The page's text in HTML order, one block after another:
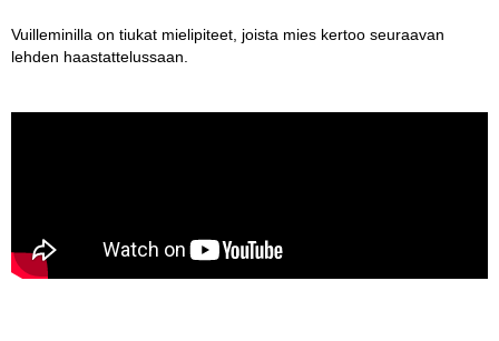
Vuilleminilla on tiukat mielipiteet, joista mies kertoo seuraavan
lehden haastattelussaan.